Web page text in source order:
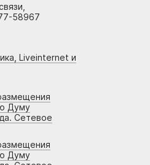
58967
Liveinternet и
Думу
Сетевое
Думу